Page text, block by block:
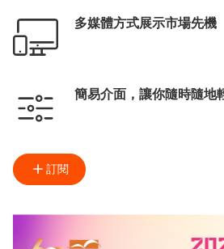
多媒體方式展示市場先機
簡易介面，讓你隨時隨地
訂閱